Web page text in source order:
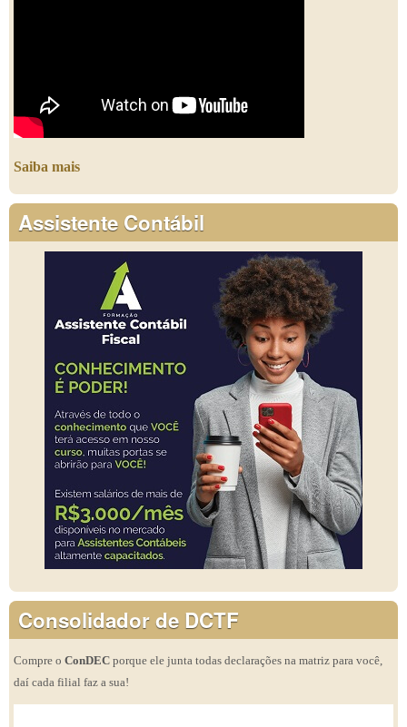
Saiba mais
Assistente Contábil
Consolidador de DCTF
Compre o ConDEC porque ele junta todas declarações na matriz para você,
daí cada filial faz a sua!